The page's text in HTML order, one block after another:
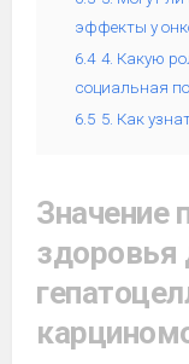
эффекты у
6.4 4. Какую
социальная
6.5 5. Как
Значение
здоровья